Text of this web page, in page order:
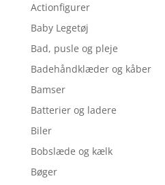
Actionfigurer
Baby Legetøj
Bad, pusle og pleje
Badehåndklæder og kåber
Bamser
Batterier og ladere
Biler
Bobslæde og kælk
Bøger